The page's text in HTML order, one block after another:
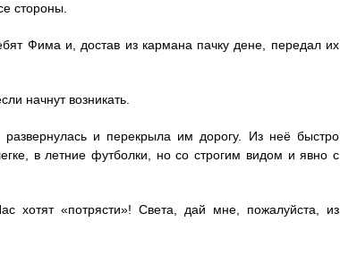
стороны.
Фима и, достав из кармана пачку дене, передал их
начнут возникать.
и перекрыла им дорогу. Из неё быстро
в летние футболки, но со строгим видом и явно с
хотят «потрясти»! Света, дай мне, пожалуйста, из